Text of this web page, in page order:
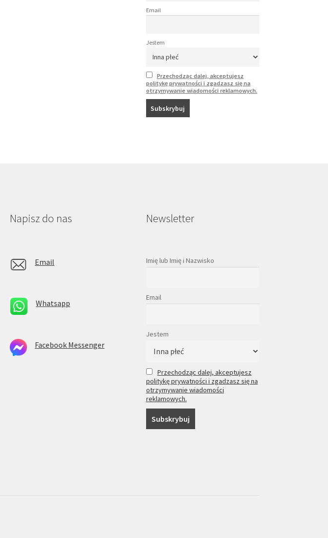
Email
Jestem
Przechodząc dalej, akceptujesz
politykę prywatności i zgadzasz się na
otrzymywanie wiadomości reklamowych.
Napisz do nas
Email
Whatsapp
Facebook Messenger
Newsletter
Imię lub Imię i Nazwisko
Email
Jestem
Przechodząc dalej, akceptujesz
politykę prywatności i zgadzasz się na
otrzymywanie wiadomości
reklamowych.